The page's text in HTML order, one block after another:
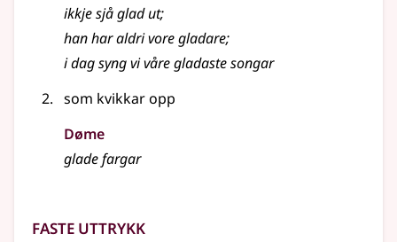
ikkje sjå glad ut;
han har aldri vore gladare;
i dag syng vi våre gladaste songar
som kvikkar opp
Døme
glade fargar
Faste uttrykk